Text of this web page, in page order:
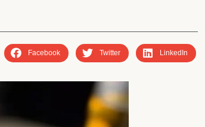
Facebook Twitter LinkedIn